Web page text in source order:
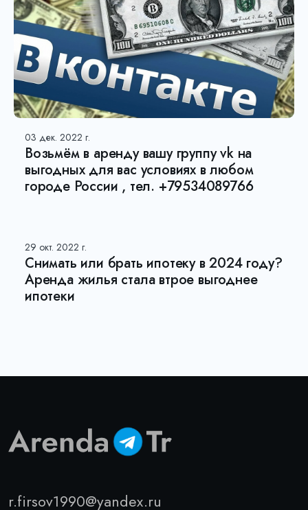
03 дек. 2022 г.
Возьмëм в аренду вашу группу vk на
выгодных для вас условиях в любом
городе России , тел. +79534089766
29 окт. 2022 г.
Снимать или брать ипотеку в 2024 году?
Аренда жилья стала втрое выгоднее
ипотеки
r.firsov1990@yandex.ru